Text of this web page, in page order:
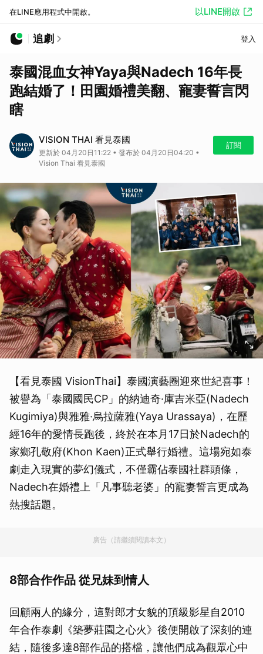
在LINE應用程式中開啟。 以LINE開啟
追劇 登入
泰國混血女神Yaya與Nadech 16年長
跑結婚了！田園婚禮美翻、寵妻誓言閃
瞎
VISION THAI 看見泰國
更新於 04月20日11:22 • 發布於 04月20日04:20 •
Vision Thai 看見泰國
訂閱
【看見泰國 VisionThai】泰國演藝圈迎來世紀喜事！
被譽為「泰國國民CP」的納迪奇·庫吉米亞(Nadech
Kugimiya)與雅雅·烏拉薩雅(Yaya Urassaya)，在歷
經16年的愛情長跑後，終於在本月17日於Nadech的
家鄉孔敬府(Khon Kaen)正式舉行婚禮。這場宛如泰
劇走入現實的夢幻儀式，不僅霸佔泰國社群頭條，
Nadech在婚禮上「凡事聽老婆」的寵妻誓言更成為
熱搜話題。
廣告（請繼續閱讀本文）
8部合作作品 從兄妹到情人
回顧兩人的緣分，這對郎才女貌的頂級影星自2010
年合作泰劇《築夢莊園之心火》後便開啟了深刻的連
結，隨後多達8部作品的搭檔，讓他們成為觀眾心中